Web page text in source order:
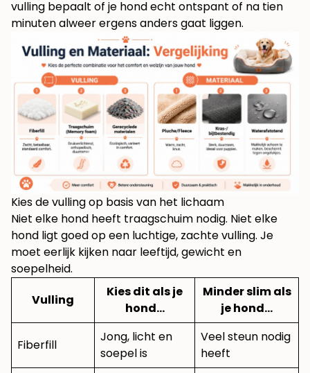
vulling bepaalt of je hond echt ontspant of na tien
minuten alweer ergens anders gaat liggen.
Kies de vulling op basis van het lichaam
Niet elke hond heeft traagschuim nodig. Niet elke
hond ligt goed op een luchtige, zachte vulling. Je
moet eerlijk kijken naar leeftijd, gewicht en
soepelheid.
Vulling
Kies dit als je
hond…
Minder slim als
je hond…
Fiberfill
Jong, licht en
soepel is
Veel steun nodig
heeft